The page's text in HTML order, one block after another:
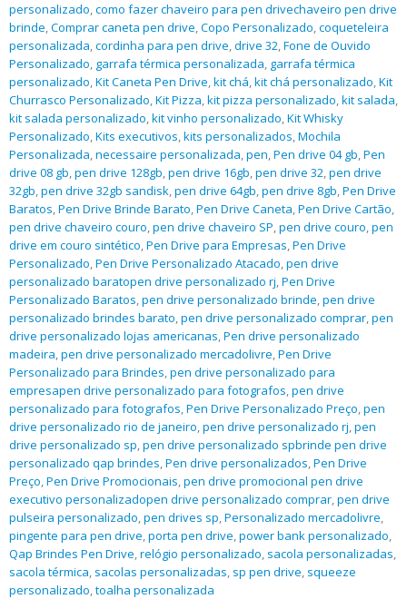
personalizado,como fazer chaveiro para pen drivechaveiro pen drive
brinde,Comprar caneta pen drive,Copo Personalizado,coqueteleira
personalizada,cordinha para pen drive,drive 32,Fone de Ouvido
Personalizado, garrafa térmica personalizada, garrafa térmica
personalizado,Kit Caneta Pen Drive,kit chá,kit chá personalizado,Kit
Churrasco Personalizado,Kit Pizza,kit pizza personalizado,kit salada,
kit salada personalizado,kit vinho personalizado,Kit Whisky
Personalizado,Kits executivos,kits personalizados,Mochila
Personalizada,necessaire personalizada,pen,Pen drive 04 gb,Pen
drive 08 gb,pen drive 128gb,pen drive 16gb,pen drive 32,pen drive
32gb,pen drive 32gb sandisk,pen drive 64gb,pen drive 8gb,Pen Drive
Baratos,Pen Drive Brinde Barato,Pen Drive Caneta,Pen Drive Cartão,
pen drive chaveiro couro,pen drive chaveiro SP,pen drive couro,pen
drive em couro sintético,Pen Drive para Empresas,Pen Drive
Personalizado,Pen Drive Personalizado Atacado,pen drive
personalizado baratopen drive personalizado rj,Pen Drive
Personalizado Baratos,pen drive personalizado brinde,pen drive
personalizado brindes barato,pen drive personalizado comprar,pen
drive personalizado lojas americanas,Pen drive personalizado
madeira,pen drive personalizado mercadolivre,Pen Drive
Personalizado para Brindes,pen drive personalizado para
empresapen drive personalizado para fotografos,pen drive
personalizado para fotografos,Pen Drive Personalizado Preço,pen
drive personalizado rio de janeiro,pen drive personalizado rj,pen
drive personalizado sp,pen drive personalizado spbrinde pen drive
personalizado qap brindes,Pen drive personalizados,Pen Drive
Preço,Pen Drive Promocionais,pen drive promocional pen drive
executivo personalizadopen drive personalizado comprar,pen drive
pulseira personalizado,pen drives sp,Personalizado mercadolivre,
pingente para pen drive,porta pen drive,power bank personalizado,
Qap Brindes Pen Drive,relógio personalizado, sacola personalizadas,
sacola térmica, sacolas personalizadas, sp pen drive, squeeze
personalizado,toalha personalizada